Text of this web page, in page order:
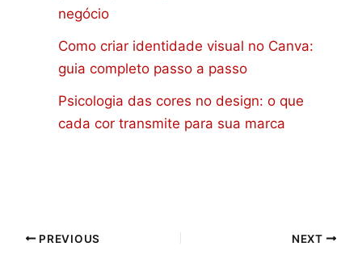
negócio
Como criar identidade visual no Canva:
guia completo passo a passo
Psicologia das cores no design: o que
cada cor transmite para sua marca
PREVIOUS NEXT